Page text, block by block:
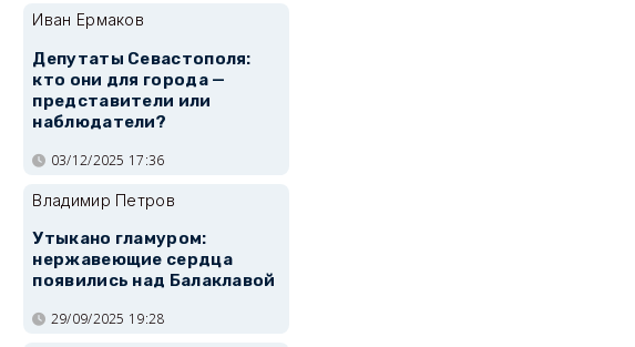
Иван Ермаков
Депутаты Севастополя:
кто они для города —
представители или
наблюдатели?
03/12/2025 17:36
Владимир Петров
Утыкано гламуром:
нержавеющие сердца
появились над Балаклавой
29/09/2025 19:28